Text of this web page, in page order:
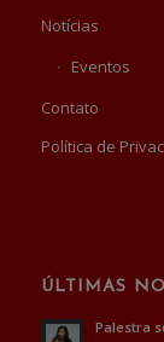
Notícias
Eventos
Contato
Política de
ÚLTIMAS
Palestra